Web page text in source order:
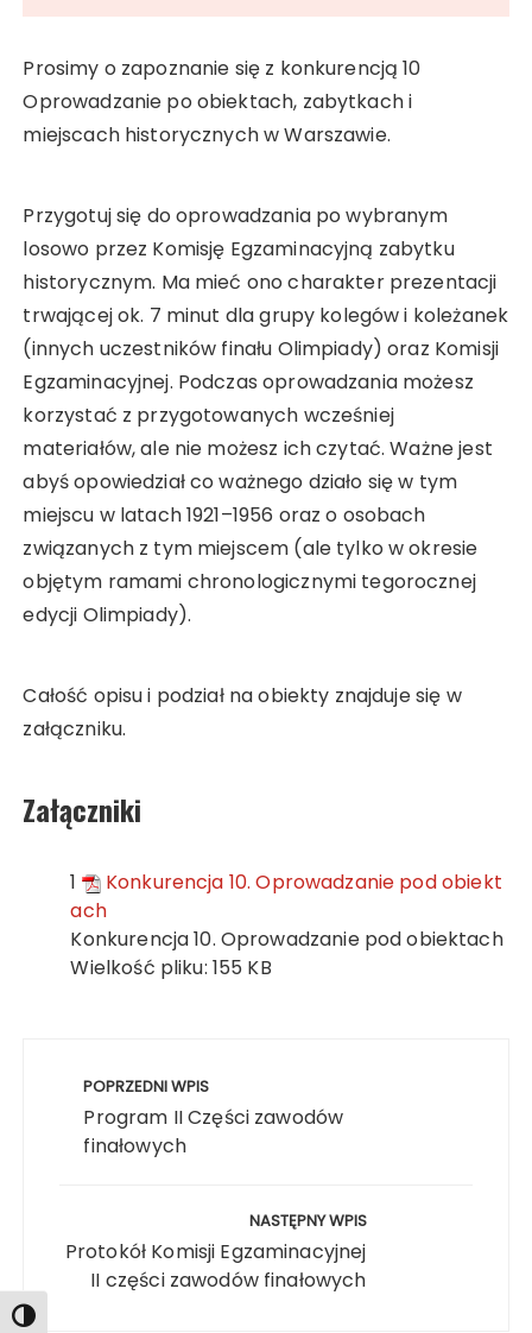
Toggle High Contrast
Prosimy o zapoznanie się z konkurencją 10
Oprowadzanie po obiektach, zabytkach i
miejscach historycznych w Warszawie.
Przygotuj się do oprowadzania po wybranym
losowo przez Komisję Egzaminacyjną zabytku
historycznym. Ma mieć ono charakter prezentacji
trwającej ok. 7 minut dla grupy kolegów i koleżanek
(innych uczestników finału Olimpiady) oraz Komisji
Egzaminacyjnej. Podczas oprowadzania możesz
korzystać z przygotowanych wcześniej
materiałów, ale nie możesz ich czytać. Ważne jest
abyś opowiedział co ważnego działo się w tym
miejscu w latach 1921–1956 oraz o osobach
związanych z tym miejscem (ale tylko w okresie
objętym ramami chronologicznymi tegorocznej
edycji Olimpiady).
Całość opisu i podział na obiekty znajduje się w
załączniku.
Załączniki
1
Konkurencja 10. Oprowadzanie pod obiekt
ach
Konkurencja 10. Oprowadzanie pod obiektach
Wielkość pliku: 155 KB
wpisuPOPRZEDNI WPIS
Program II Części zawodów
finałowych
NASTĘPNY WPIS
Protokół Komisji Egzaminacyjnej
II części zawodów finałowych
Search